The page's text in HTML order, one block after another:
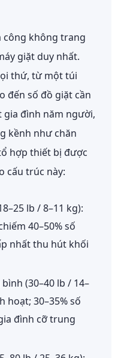
không trang
giặt duy nhất.
thứ, từ một túi
đến số đồ giặt cần
đình năm người,
kềnh như chăn
hợp thiết bị được
cấu trúc này:
lb / 8–11 kg):
40–50% số
nhất thu hút khối
(30–40 lb / 14–
hoạt; 30–35% số
đình cỡ trung